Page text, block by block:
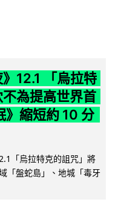
12.1 「烏拉特
為提高世界首
》縮短約 10 分
「烏拉特克的詛咒」將
「盤蛇島」、地城「毒牙